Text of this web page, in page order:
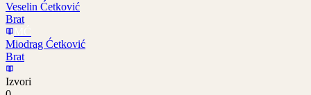
Veselin Ćetković
Brat
Miodrag Ćetković
Brat
Izvori